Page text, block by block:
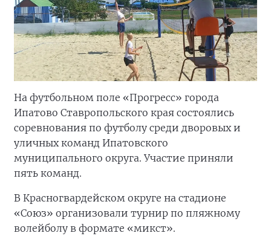
На футбольном поле «Прогресс» города
Ипатово Ставропольского края состоялись
соревнования по футболу среди дворовых и
уличных команд Ипатовского
муниципального округа. Участие приняли
пять команд.
В Красногвардейском округе на стадионе
«Союз» организовали турнир по пляжному
волейболу в формате «микст».